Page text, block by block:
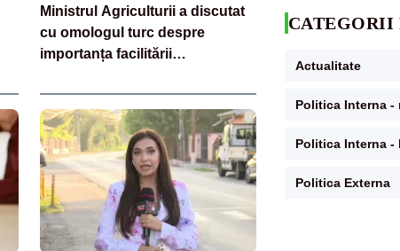
Ministrul Agriculturii a discutat
cu omologul turc despre
importanța facilitării
carcaselor de ovine și al
animalelor vii
CATEGORII
Actualitate
Politica Interna -
Politica Interna -
Politica Externa